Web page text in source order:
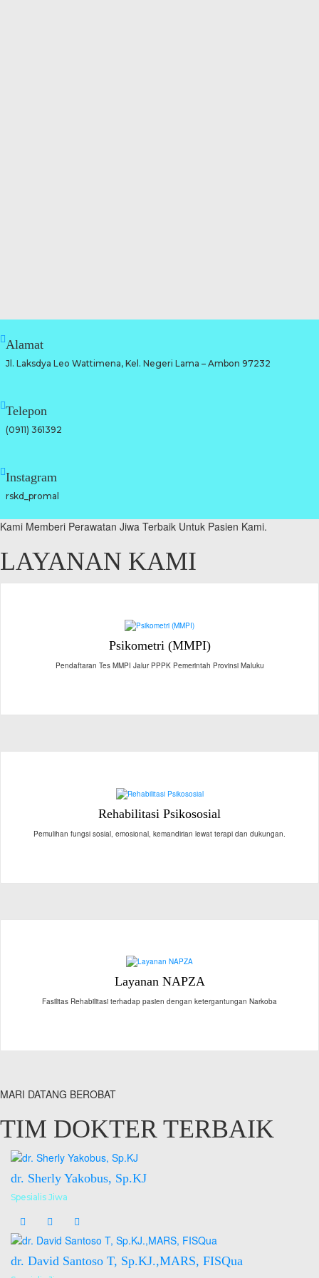
Alamat
Jl. Laksdya Leo Wattimena, Kel. Negeri Lama – Ambon 97232
Telepon
(0911) 361392
Instagram
rskd_promal
Kami Memberi Perawatan Jiwa Terbaik Untuk Pasien Kami.
LAYANAN KAMI
Psikometri (MMPI)
Pendaftaran Tes MMPI Jalur PPPK Pemerintah Provinsi Maluku
Rehabilitasi Psikososial
Pemulihan fungsi sosial, emosional, kemandirian lewat terapi dan dukungan.
Layanan NAPZA
Fasilitas Rehabilitasi terhadap pasien dengan ketergantungan Narkoba
MARI DATANG BEROBAT
TIM DOKTER TERBAIK
dr. Sherly Yakobus, Sp.KJ
Spesialis Jiwa
dr. David Santoso T, Sp.KJ.,MARS, FISQua